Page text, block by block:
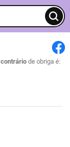
contrário de obriga é: